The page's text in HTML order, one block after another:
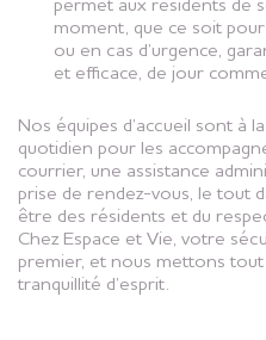
permet aux résidents de
moment, que ce soit
ou en cas d’urgence,
et efficace, de jour
Nos équipes d’accueil sont à
quotidien pour les
courrier, une assistance
prise de rendez-vous, le tout
être des résidents et du
Chez Espace et Vie, votre
premier, et nous mettons
tranquillité d’esprit.